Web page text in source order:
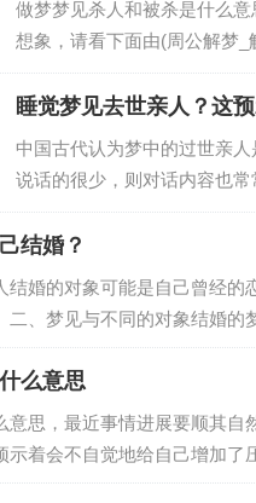
做梦梦见杀人和被杀是什么
想象，请看下面由(周公解梦
大全。从周公解梦而言，梦
睡觉梦见去世亲人？这
中国古代认为梦中的过世亲
说话的很少，则对话内容也
跟以前一般跟自己生活在一
结婚？
结婚的对象可能是自己曾经
二、梦见与不同的对象结婚
朋友结婚。…
么意思
意思，最近事情进展要顺其
地给自己增加了压力，压力会得到减轻， 3.女
出现心思…